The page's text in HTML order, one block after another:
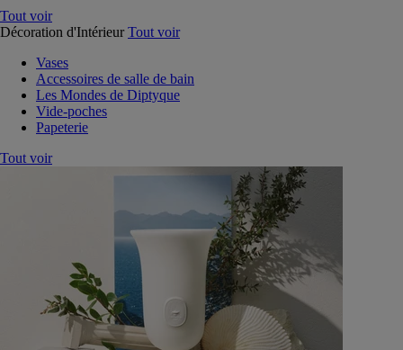
Tout voir
Décoration d'Intérieur Tout voir
Vases
Accessoires de salle de bain
Les Mondes de Diptyque
Vide-poches
Papeterie
Tout voir